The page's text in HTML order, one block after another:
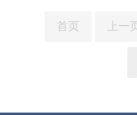
首页 上一